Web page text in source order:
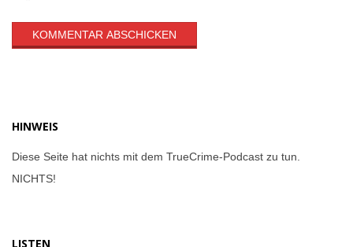
HINWEIS
Diese Seite hat nichts mit dem TrueCrime-Podcast zu tun.
NICHTS!
LISTEN